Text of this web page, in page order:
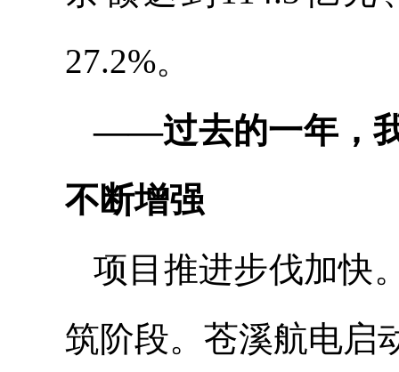
27.2%。
——过去的一年，
不断增强
项目推进步伐加快
筑阶段。苍溪航电启